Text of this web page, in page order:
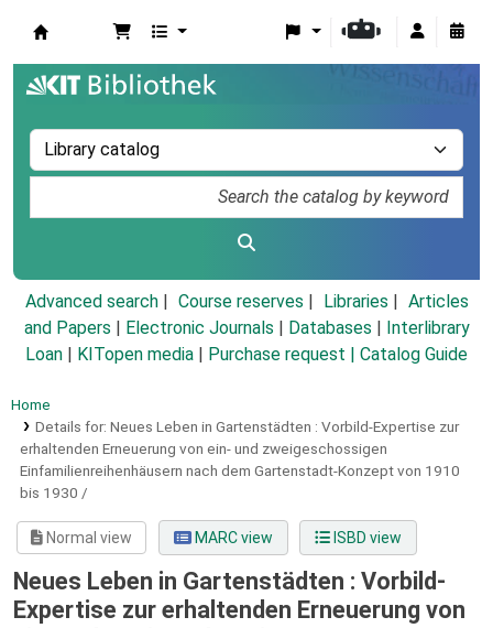
Advanced search Course reserves Libraries
Articles
and Papers
Electronic Journals Databases
Interlibrary
Loan
KITopen media Purchase request | Catalog Guide
Home
Details for: Neues Leben in Gartenstädten : Vorbild-Expertise zur
erhaltenden Erneuerung von ein- und zweigeschossigen
Einfamilienreihenhäusern nach dem Gartenstadt-Konzept von 1910
bis 1930 /
Normal view MARC view ISBD view
Neues Leben in Gartenstädten : Vorbild-
Expertise zur erhaltenden Erneuerung von